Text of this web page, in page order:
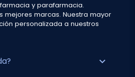
y parafarmacia.
mejores marcas. Nuestra mayor
personalizada a nuestros
expand_more